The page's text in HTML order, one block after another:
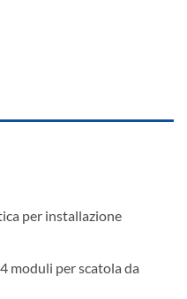
per installazione
moduli per scatola da